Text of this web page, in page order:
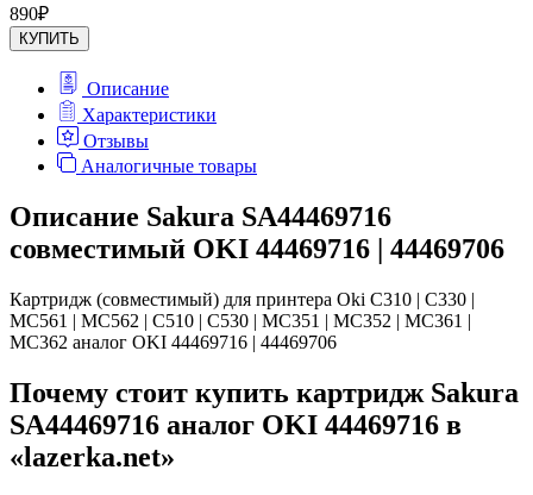
890₽
КУПИТЬ
Описание
Характеристики
Отзывы
Аналогичные товары
Описание Sakura SA44469716
совместимый OKI 44469716 | 44469706
Картридж (совместимый) для принтера Oki C310 | C330 |
MC561 | MC562 | C510 | C530 | MC351 | MC352 | MC361 |
MC362 аналог OKI 44469716 | 44469706
Почему стоит купить картридж Sakura
SA44469716 аналог OKI 44469716 в
«lazerka.net»